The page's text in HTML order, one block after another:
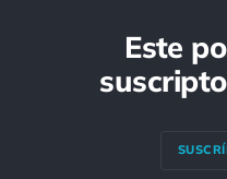
Este